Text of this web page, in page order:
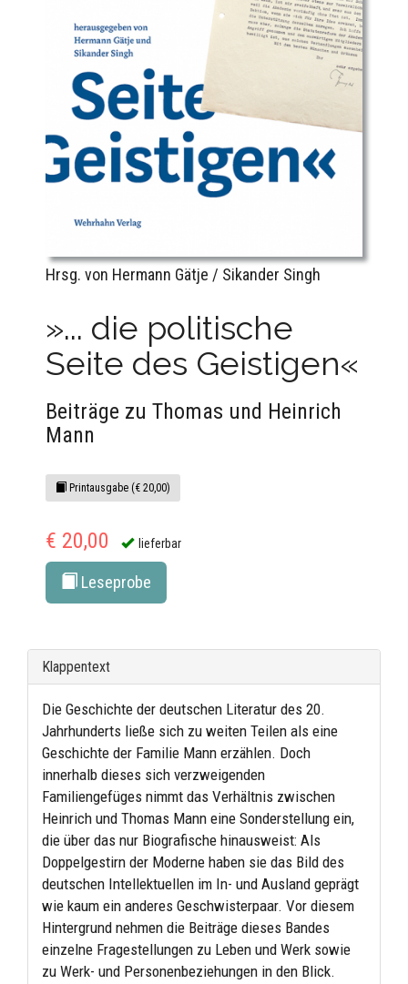
Hrsg. von Hermann Gätje / Sikander Singh
»... die politische
Seite des Geistigen«
Beiträge zu Thomas und Heinrich
Mann
Printausgabe (€ 20,00)
€ 20,00 lieferbar
Leseprobe
Klappentext
Die Geschichte der deutschen Literatur des 20.
Jahrhunderts ließe sich zu weiten Teilen als eine
Geschichte der Familie Mann erzählen. Doch
innerhalb dieses sich verzweigenden
Familiengefüges nimmt das Verhältnis zwischen
Heinrich und Thomas Mann eine Sonderstellung ein,
die über das nur Biografische hinausweist: Als
Doppelgestirn der Moderne haben sie das Bild des
deutschen Intellektuellen im In- und Ausland geprägt
wie kaum ein anderes Geschwisterpaar. Vor diesem
Hintergrund nehmen die Beiträge dieses Bandes
einzelne Fragestellungen zu Leben und Werk sowie
zu Werk- und Personenbeziehungen in den Blick.